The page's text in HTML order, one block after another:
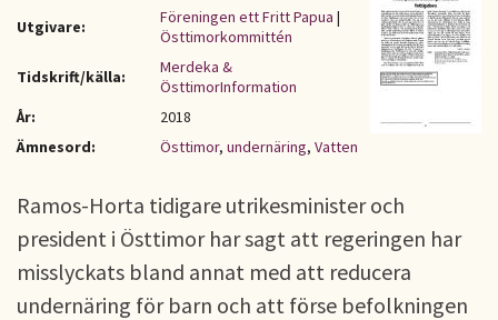
Utgivare:
Föreningen ett Fritt Papua |
Östtimorkommittén
Tidskrift/källa:
Merdeka &
ÖsttimorInformation
År:
2018
Ämnesord:
Östtimor, undernäring, Vatten
Ramos-Horta tidigare utrikesminister och
president i Östtimor har sagt att regeringen har
misslyckats bland annat med att reducera
undernäring för barn och att förse befolkningen